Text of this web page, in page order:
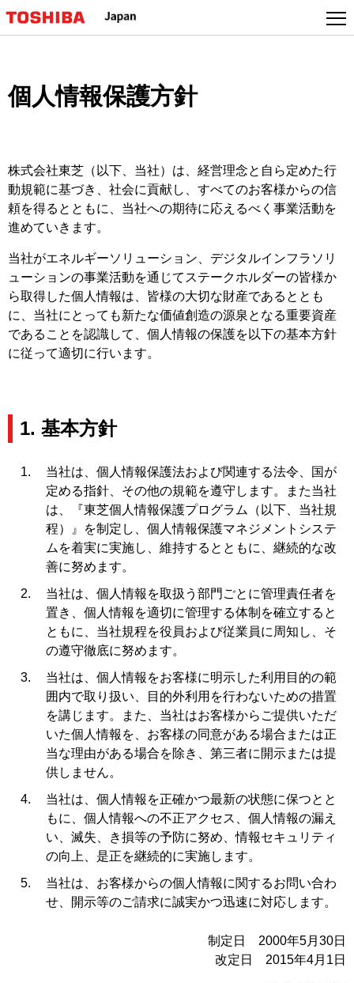
個人情報保護方針
株式会社東芝（以下、当社）は、経営理念と自ら定めた行
動規範に基づき、社会に貢献し、すべてのお客様からの信
頼を得るとともに、当社への期待に応えるべく事業活動を
進めていきます。
当社がエネルギーソリューション、デジタルインフラソリ
ューションの事業活動を通じてステークホルダーの皆様か
ら取得した個人情報は、皆様の大切な財産であるととも
に、当社にとっても新たな価値創造の源泉となる重要資産
であることを認識して、個人情報の保護を以下の基本方針
に従って適切に行います。
1. 基本方針
当社は、個人情報保護法および関連する法令、国が
定める指針、その他の規範を遵守します。また当社
は、『東芝個人情報保護プログラム（以下、当社規
程）』を制定し、個人情報保護マネジメントシステ
ムを着実に実施し、維持するとともに、継続的な改
善に努めます。
当社は、個人情報を取扱う部門ごとに管理責任者を
置き、個人情報を適切に管理する体制を確立すると
ともに、当社規程を役員および従業員に周知し、そ
の遵守徹底に努めます。
当社は、個人情報をお客様に明示した利用目的の範
囲内で取り扱い、目的外利用を行わないための措置
を講じます。また、当社はお客様からご提供いただ
いた個人情報を、お客様の同意がある場合または正
当な理由がある場合を除き、第三者に開示または提
供しません。
当社は、個人情報を正確かつ最新の状態に保つとと
もに、個人情報への不正アクセス、個人情報の漏え
い、滅失、き損等の予防に努め、情報セキュリティ
の向上、是正を継続的に実施します。
当社は、お客様からの個人情報に関するお問い合わ
せ、開示等のご請求に誠実かつ迅速に対応します。
制定日 2000年5月30日
改定日 2015年4月1日